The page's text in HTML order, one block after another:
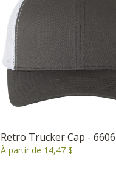
Retro Trucker Cap - 6606
À partir de 14,47 $